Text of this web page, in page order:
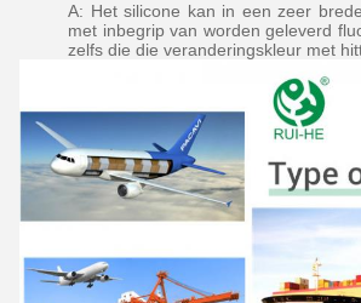
A: Het silicone kan in een zeer
met inbegrip van worden geleverd
zelfs die die veranderingskleur met